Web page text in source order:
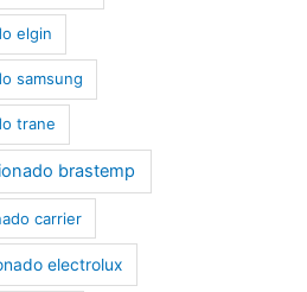
elgin
samsung
trane
brastemp
carrier
electrolux